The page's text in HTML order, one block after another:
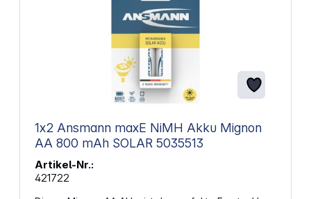
1x2 Ansmann maxE NiMH Akku Mignon
AA 800 mAh SOLAR 5035513
Artikel-Nr.:
421722